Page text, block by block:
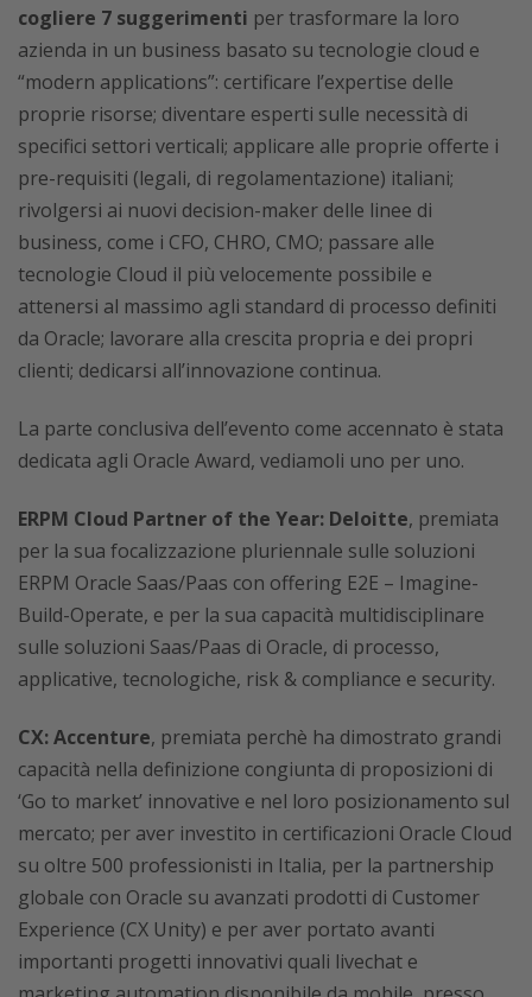
cogliere 7 suggerimenti per trasformare la loro
azienda in un business basato su tecnologie cloud e
“modern applications”: certificare l’expertise delle
proprie risorse; diventare esperti sulle necessità di
specifici settori verticali; applicare alle proprie offerte i
pre-requisiti (legali, di regolamentazione) italiani;
rivolgersi ai nuovi decision-maker delle linee di
business, come i CFO, CHRO, CMO; passare alle
tecnologie Cloud il più velocemente possibile e
attenersi al massimo agli standard di processo definiti
da Oracle; lavorare alla crescita propria e dei propri
clienti; dedicarsi all’innovazione continua.
La parte conclusiva dell’evento come accennato è stata
dedicata agli Oracle Award, vediamoli uno per uno.
ERPM Cloud Partner of the Year: Deloitte, premiata
per la sua focalizzazione pluriennale sulle soluzioni
ERPM Oracle Saas/Paas con offering E2E – Imagine-
Build-Operate, e per la sua capacità multidisciplinare
sulle soluzioni Saas/Paas di Oracle, di processo,
applicative, tecnologiche, risk & compliance e security.
CX: Accenture, premiata perchè ha dimostrato grandi
capacità nella definizione congiunta di proposizioni di
‘Go to market’ innovative e nel loro posizionamento sul
mercato; per aver investito in certificazioni Oracle Cloud
su oltre 500 professionisti in Italia, per la partnership
globale con Oracle su avanzati prodotti di Customer
Experience (CX Unity) e per aver portato avanti
importanti progetti innovativi quali livechat e